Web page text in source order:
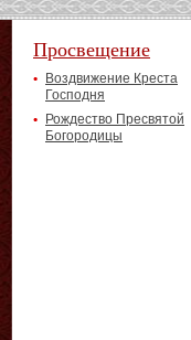
Просвещение
Воздвижение Креста
Господня
Рождество Пресвятой
Богородицы